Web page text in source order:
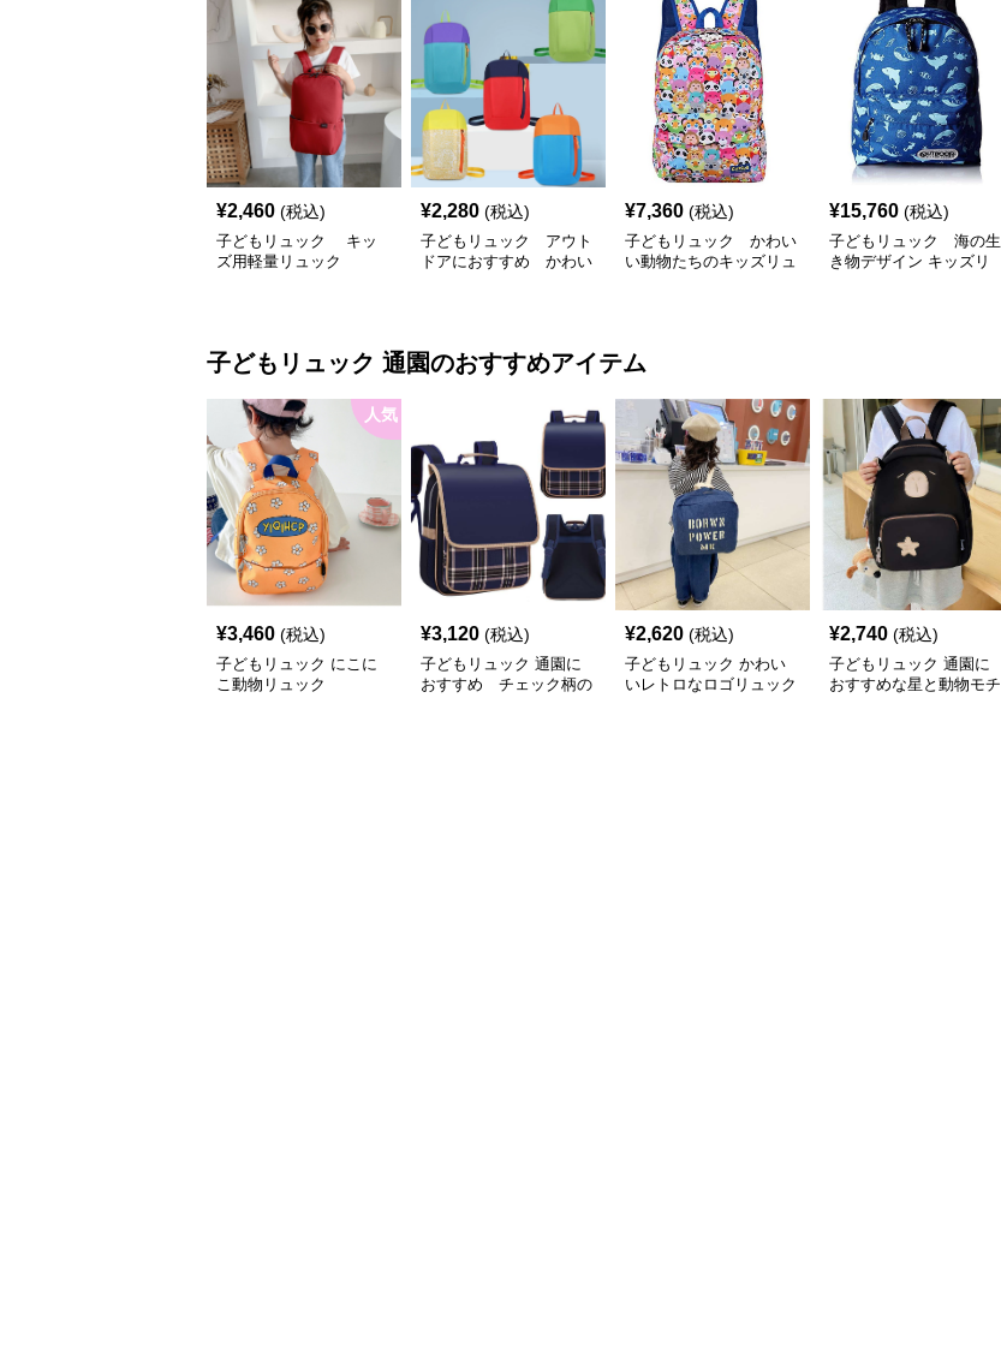
¥2,460 (税込)
子どもリュック キッ
ズ用軽量リュック
¥2,280 (税込)
子どもリュック アウト
ドアにおすすめ かわい
¥7,360 (税込)
子どもリュック かわい
い動物たちのキッズリュ
¥15,760 (税込)
子どもリュック 海の生
き物デザイン キッズリ
子どもリュック 通園のおすすめアイテム
人気
¥3,460 (税込)
子どもリュック にこに
こ動物リュック
¥3,120 (税込)
子どもリュック 通園に
おすすめ チェック柄の
¥2,620 (税込)
子どもリュック かわい
いレトロなロゴリュック
¥2,740 (税込)
子どもリュック 通園に
おすすめな星と動物モチ